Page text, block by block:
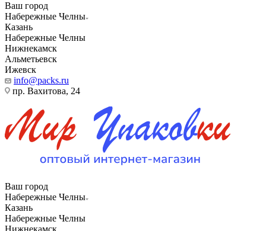
Ваш город
Набережные Челны
Казань
Набережные Челны
Нижнекамск
Альметьевск
Ижевск
info@packs.ru
пр. Вахитова, 24
Ваш город
Набережные Челны
Казань
Набережные Челны
Нижнекамск